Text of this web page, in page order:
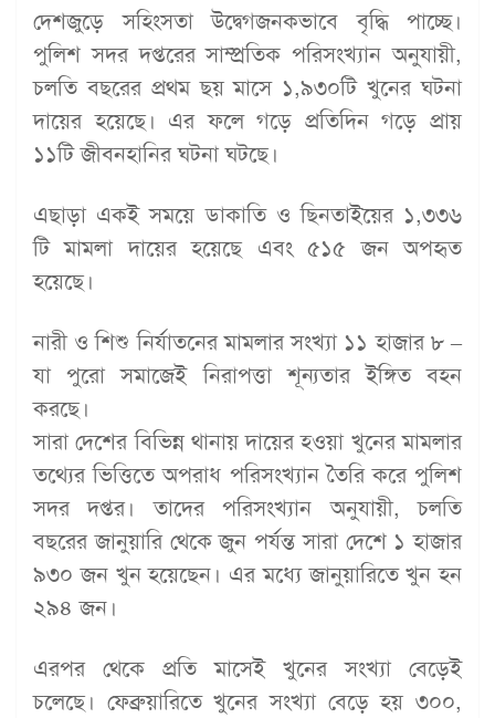
দেশজুড়ে সহিংসতা উদ্বেগজনকভাবে বৃদ্ধি পাচ্ছে।
পুলিশ সদর দপ্তরের সাম্প্রতিক পরিসংখ্যান অনুযায়ী,
চলতি বছরের প্রথম ছয় মাসে ১,৯৩০টি খুনের ঘটনা
দায়ের হয়েছে। এর ফলে গড়ে প্রতিদিন গড়ে প্রায়
১১টি জীবনহানির ঘটনা ঘটছে।
এছাড়া একই সময়ে ডাকাতি ও ছিনতাইয়ের ১,৩৩৬
টি মামলা দায়ের হয়েছে এবং ৫১৫ জন অপহৃত
হয়েছে।
নারী ও শিশু নির্যাতনের মামলার সংখ্যা ১১ হাজার ৮ –
যা পুরো সমাজেই নিরাপত্তা শূন্যতার ইঙ্গিত বহন
করছে।
সারা দেশের বিভিন্ন থানায় দায়ের হওয়া খুনের মামলার
তথ্যের ভিত্তিতে অপরাধ পরিসংখ্যান তৈরি করে পুলিশ
সদর দপ্তর। তাদের পরিসংখ্যান অনুযায়ী, চলতি
বছরের জানুয়ারি থেকে জুন পর্যন্ত সারা দেশে ১ হাজার
৯৩০ জন খুন হয়েছেন। এর মধ্যে জানুয়ারিতে খুন হন
২৯৪ জন।
এরপর থেকে প্রতি মাসেই খুনের সংখ্যা বেড়েই
চলেছে। ফেব্রুয়ারিতে খুনের সংখ্যা বেড়ে হয় ৩০০,